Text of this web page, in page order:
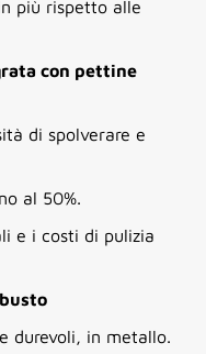
più rispetto alle
con pettine
di spolverare e
al 50%.
e i costi di pulizia
durevoli, in metallo.